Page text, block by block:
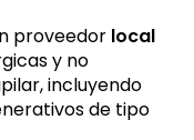
proveedor local
y no
incluyendo
de tipo